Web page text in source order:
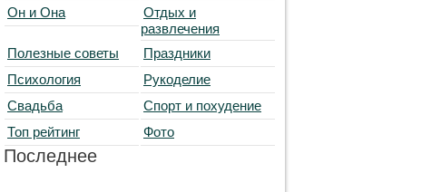
Он и Она
Отдых и
развлечения
Полезные советы
Праздники
Психология
Рукоделие
Свадьба
Спорт и похудение
Топ рейтинг
Фото
Последнее